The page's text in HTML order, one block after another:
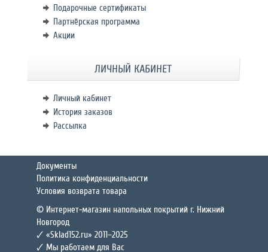
Подарочные сертификаты
Партнёрская программа
Акции
ЛИЧНЫЙ КАБИНЕТ
Личный кабинет
История заказов
Рассылка
Документы
Политика конфиденциальности
Условия возврата товара
© Интернет-магазин напольных покрытий г. Нижний
Новгород
🗸 «Sklad152.ru» 2011–2025
🗸 Мы работаем для Вас